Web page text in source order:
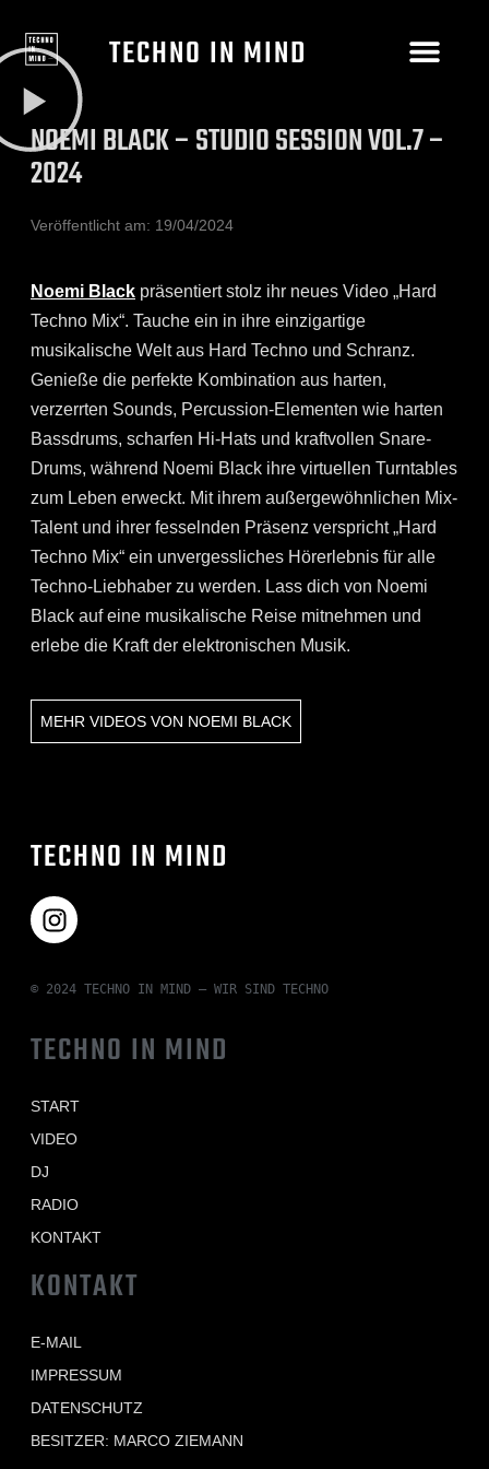
TECHNO IN MIND
NOEMI BLACK – STUDIO SESSION VOL.7 –
2024
Veröffentlicht am: 19/04/2024
Noemi Black präsentiert stolz ihr neues Video „Hard
Techno Mix“. Tauche ein in ihre einzigartige
musikalische Welt aus Hard Techno und Schranz.
Genieße die perfekte Kombination aus harten,
verzerrten Sounds, Percussion-Elementen wie harten
Bassdrums, scharfen Hi-Hats und kraftvollen Snare-
Drums, während Noemi Black ihre virtuellen Turntables
zum Leben erweckt. Mit ihrem außergewöhnlichen Mix-
Talent und ihrer fesselnden Präsenz verspricht „Hard
Techno Mix“ ein unvergessliches Hörerlebnis für alle
Techno-Liebhaber zu werden. Lass dich von Noemi
Black auf eine musikalische Reise mitnehmen und
erlebe die Kraft der elektronischen Musik.
MEHR VIDEOS VON NOEMI BLACK
TECHNO IN MIND
© 2024 TECHNO IN MIND – WIR SIND TECHNO
TECHNO IN MIND
START
VIDEO
DJ
RADIO
KONTAKT
KONTAKT
E-MAIL
IMPRESSUM
DATENSCHUTZ
BESITZER: MARCO ZIEMANN